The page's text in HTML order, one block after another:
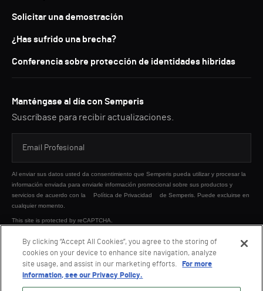
Solicitar una demostración
¿Has sufrido una brecha?
Conferencia sobre protección de identidades híbridas
Manténgase al día con Semperis
Suscríbase para recibir actualizaciones.
Al enviar sus datos usted da consentimiento que Semperis pueda utilizar y procesar la
información enviada para enviarle información promocional sobre sus productos y
servicios de acuerdo con la
Política de Privacidad
de Semperis. Puede excluirse en
cualquier momento.
This site is protected by reCAPTCHA.
ENVIAR
By clicking “Accept All Cookies”, you agree to the storing of
cookies on your device to enhance site navigation, analyze
site usage, and assist in our marketing efforts.
For more
information, see our Privacy Policy.